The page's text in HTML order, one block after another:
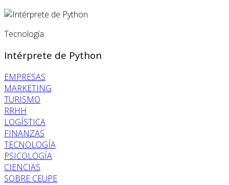
Tecnología
Intérprete de Python
EMPRESAS
MARKETING
TURISMO
RRHH
LOGÍSTICA
FINANZAS
TECNOLOGÍA
PSICOLOGÍA
CIENCIAS
SOBRE CEUPE